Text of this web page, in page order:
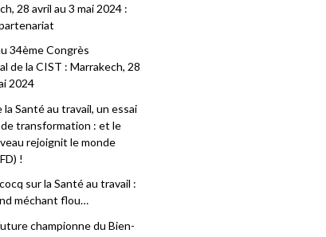
28 avril au 3 mai 2024 :
34ème Congrès
de la CIST : Marrakech, 28
2024
la Santé au travail, un essai
transformation : et le
rejoignit le monde
!
sur la Santé au travail :
méchant flou…
championne du Bien-